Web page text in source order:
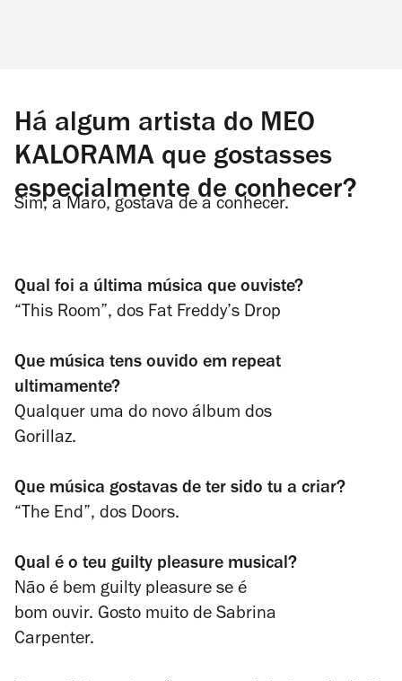
Há algum artista do MEO
KALORAMA que gostasses
especialmente de conhecer?
Sim, a Maro, gostava de a conhecer.
Qual foi a última música que ouviste?
“This Room”, dos Fat Freddy’s Drop
Que música tens ouvido em repeat
ultimamente?
Qualquer uma do novo álbum dos
Gorillaz.
Que música gostavas de ter sido tu a criar?
“The End”, dos Doors.
Qual é o teu guilty pleasure musical?
Não é bem guilty pleasure se é
bom ouvir. Gosto muito de Sabrina
Carpenter.